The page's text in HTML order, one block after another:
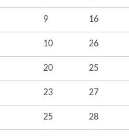
9 16
10 26
20 25
23 27
25 28